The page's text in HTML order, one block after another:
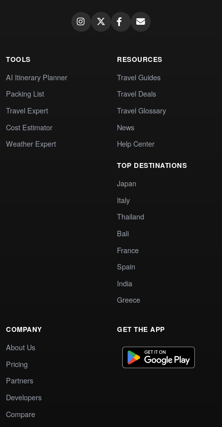
TOOLS
AI Itinerary Planner
Packing List
Travel Expert
Cost Estimator
Weather Expert
RESOURCES
Travel Guides
Travel Deals
Travel Glossary
News
Help Center
TOP DESTINATIONS
Japan
Italy
Thailand
Bali
France
Spain
India
Greece
COMPANY
About Us
Pricing
Partners
Developers
Compare
GET THE APP